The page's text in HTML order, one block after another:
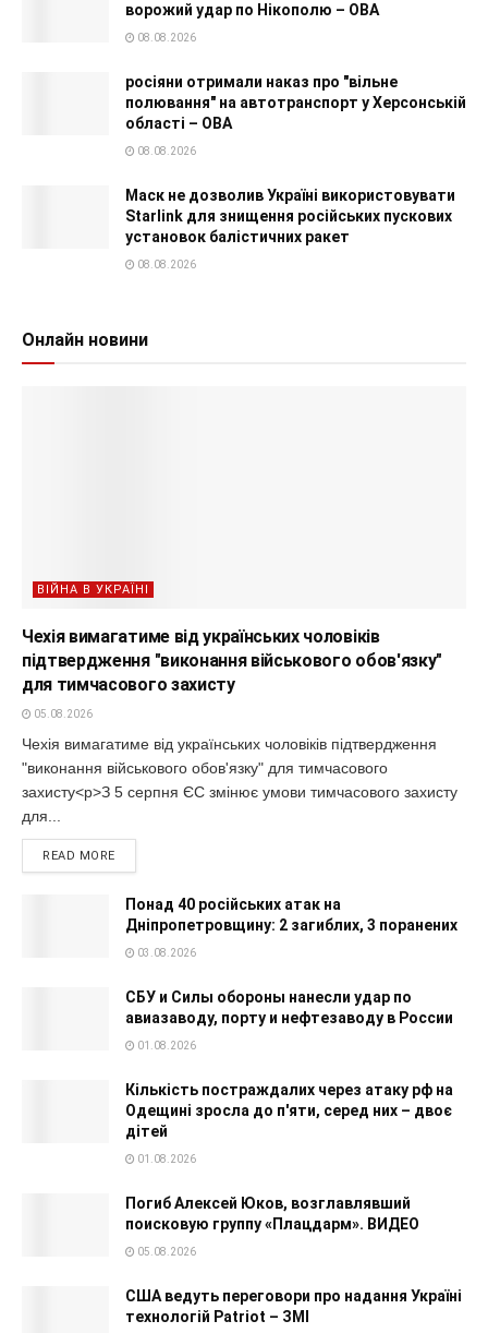
ворожий удар по Нікополю – ОВА
08.08.2026
росіяни отримали наказ про "вільне
полювання" на автотранспорт у Херсонській
області – ОВА
08.08.2026
Маск не дозволив Україні використовувати
Starlink для знищення російських пускових
установок балістичних ракет
08.08.2026
Онлайн новини
ВІЙНА В УКРАЇНІ
Чехія вимагатиме від українських чоловіків
підтвердження "виконання військового обов'язку"
для тимчасового захисту
05.08.2026
Чехія вимагатиме від українських чоловіків підтвердження
"виконання військового обов'язку" для тимчасового
захисту<p>З 5 серпня ЄС змінює умови тимчасового захисту
для...
READ MORE
Понад 40 російських атак на
Дніпропетровщину: 2 загиблих, 3 поранених
03.08.2026
СБУ и Силы обороны нанесли удар по
авиазаводу, порту и нефтезаводу в России
01.08.2026
Кількість постраждалих через атаку рф на
Одещині зросла до п'яти, серед них – двоє
дітей
01.08.2026
Погиб Алексей Юков, возглавлявший
поисковую группу «Плацдарм». ВИДЕО
05.08.2026
США ведуть переговори про надання Україні
технологій Patriot – ЗМІ